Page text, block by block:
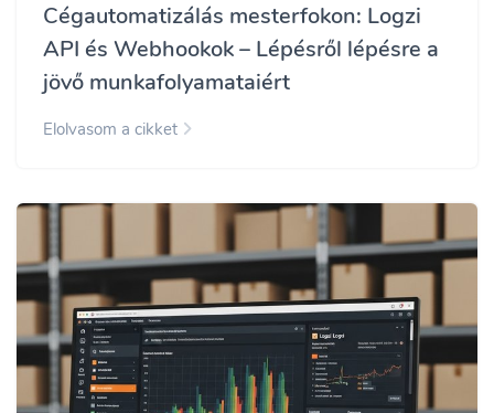
Cégautomatizálás mesterfokon: Logzi
API és Webhookok – Lépésről lépésre a
jövő munkafolyamataiért
Elolvasom a cikket